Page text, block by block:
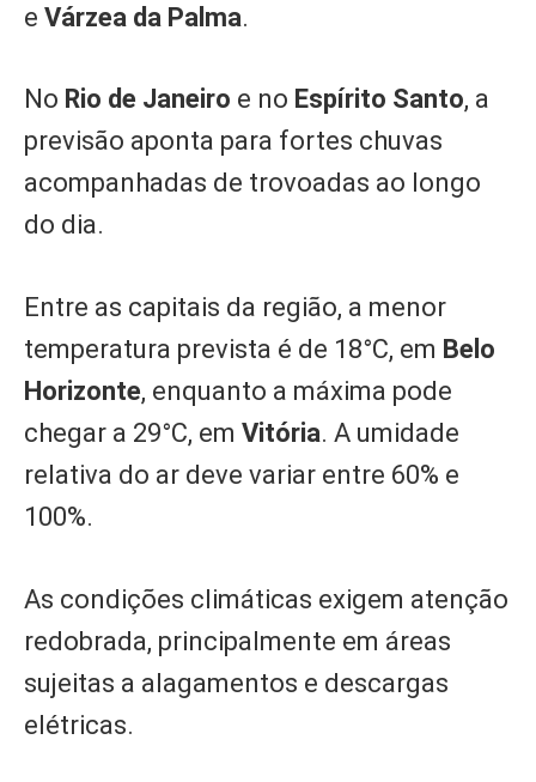
e Várzea da Palma.
No Rio de Janeiro e no Espírito Santo, a
previsão aponta para fortes chuvas
acompanhadas de trovoadas ao longo
do dia.
Entre as capitais da região, a menor
temperatura prevista é de 18°C, em Belo
Horizonte, enquanto a máxima pode
chegar a 29°C, em Vitória. A umidade
relativa do ar deve variar entre 60% e
100%.
As condições climáticas exigem atenção
redobrada, principalmente em áreas
sujeitas a alagamentos e descargas
elétricas.